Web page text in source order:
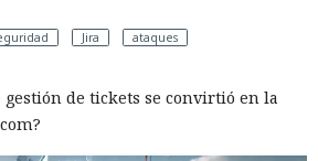
Jira
ataques
gestión de tickets se convirtió en la